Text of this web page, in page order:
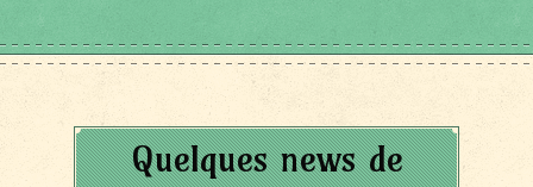
Quelques news de